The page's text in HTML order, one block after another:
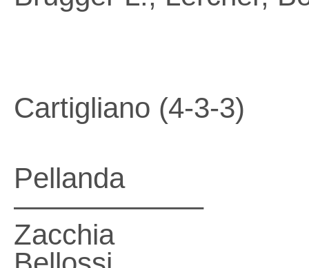
Cartigliano (4-3-3)
Pellanda
——————–
Zacchia